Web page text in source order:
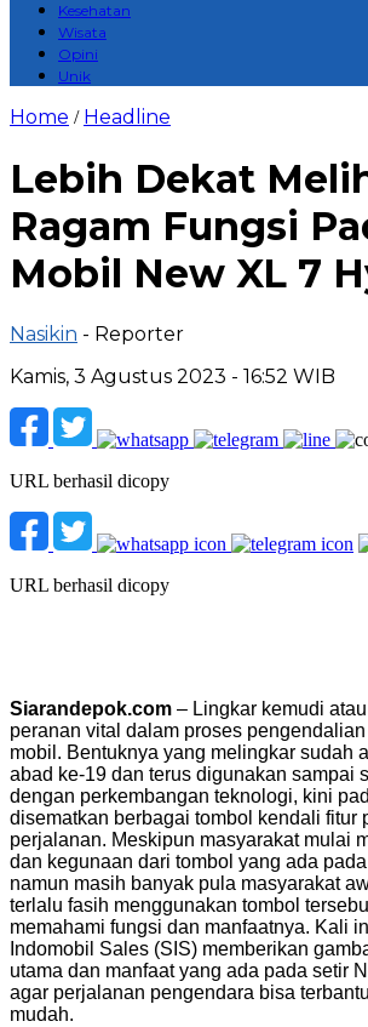
Kesehatan
Wisata
Opini
Unik
Home / Headline
Lebih Dekat
Ragam Fungsi
Mobil New XL 7
Nasikin - Reporter
Kamis, 3 Agustus 2023 - 16:52 WIB
URL berhasil dicopy
URL berhasil dicopy
Siarandepok.com – Lingkar kemudi
peranan vital dalam proses
mobil. Bentuknya yang melingkar sudah
abad ke-19 dan terus digunakan sampai
dengan perkembangan teknologi, kini
disematkan berbagai tombol kendali fitur
perjalanan. Meskipun masyarakat mulai
dan kegunaan dari tombol yang ada
namun masih banyak pula masyarakat
terlalu fasih menggunakan tombol
memahami fungsi dan manfaatnya. Kali
Indomobil Sales (SIS) memberikan
utama dan manfaat yang ada pada setir
agar perjalanan pengendara bisa
mudah.